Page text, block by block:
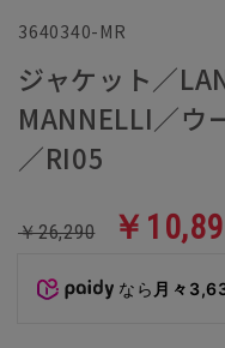
3640340-MR
ジャケット／
MANNELLI／ウ
／RI05
￥26,290 ￥
なら 月々